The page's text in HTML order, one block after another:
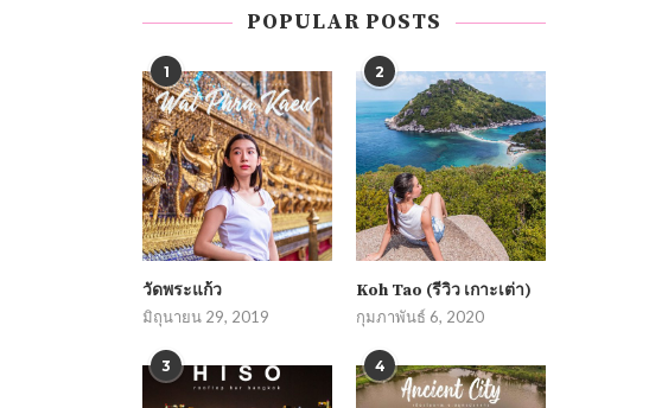
POPULAR POSTS
1
วัดพระแก้ว
มิถุนายน 29, 2019
2
Koh Tao (รีวิว เกาะเต่า)
กุมภาพันธ์ 6, 2020
3 4